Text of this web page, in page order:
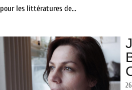
pour les littératures de...